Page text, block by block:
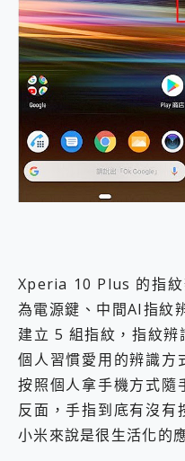
Xperia 10 Plus 的指
為電源鍵、中間AI指紋
建立 5 組指紋，指紋辨
個人習慣愛用的辨識方
按照個人拿手機方式隨
反面，手指到底有沒有
小米來說是很生活化的